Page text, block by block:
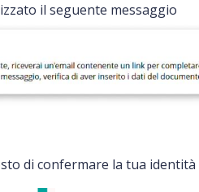
il seguente messaggio
di confermare la tua